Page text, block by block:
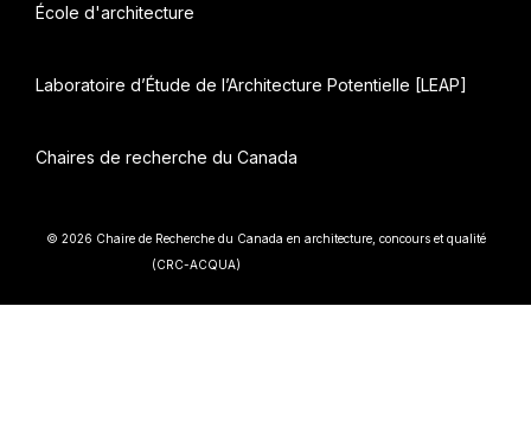
École d'architecture
Laboratoire d’Étude de l’Architecture Potentielle [LEAP]
Chaires de recherche du Canada
© 2026 Chaire de Recherche du Canada en architecture, concours et qualité
(CRC-ACQUA)